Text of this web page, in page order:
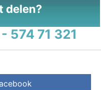
delen?
574 71 321